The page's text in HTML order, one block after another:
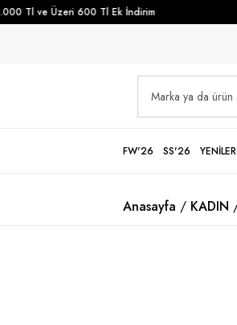
Tl ve Üzeri 600 Tl Ek İndirim
FW'26 SS'26 YENİLER
Anasayfa KADIN